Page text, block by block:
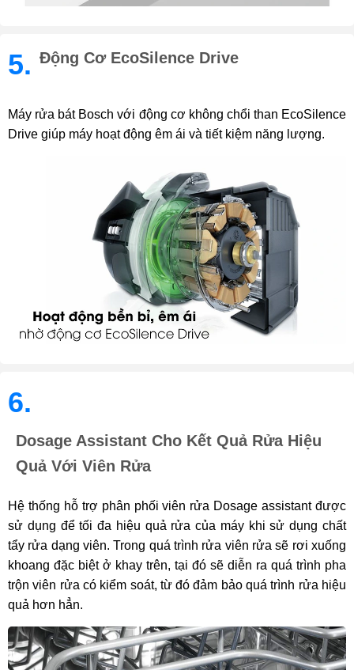
5. Động Cơ EcoSilence Drive
Máy rửa bát Bosch với động cơ không chổi than EcoSilence
Drive giúp máy hoạt động êm ái và tiết kiệm năng lượng.
6.
Dosage Assistant Cho Kết Quả Rửa Hiệu
Quả Với Viên Rửa
Hệ thống hỗ trợ phân phối viên rửa Dosage assistant được
sử dụng để tối đa hiệu quả rửa của máy khi sử dụng chất
tẩy rửa dạng viên. Trong quá trình rửa viên rửa sẽ rơi xuống
khoang đặc biệt ở khay trên, tại đó sẽ diễn ra quá trình pha
trộn viên rửa có kiểm soát, từ đó đảm bảo quá trình rửa hiệu
quả hơn hẳn.